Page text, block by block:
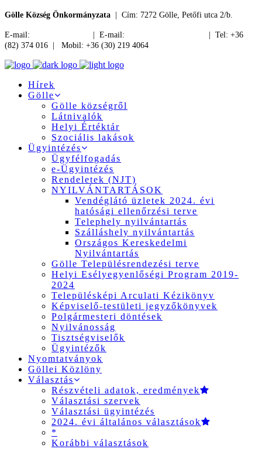
Gölle Község Önkormányzata | Cím: 7272 Gölle, Petőfi utca 2/b.
E-mail: | E-mail:
| Tel: +36
(82) 374 016 | Mobil: +36 (30) 219 4064
Hírek
Gölle
Gölle községről
Látnivalók
Helyi Értéktár
Szociális lakások
Ügyintézés
Ügyfélfogadás
e-Ügyintézés
Rendeletek (NJT)
NYILVÁNTARTÁSOK
Vendéglátó üzletek 2024. évi
hatósági ellenőrzési terve
Telephely nyilvántartás
Szálláshely nyilvántartás
Országos Kereskedelmi
Nyilvántartás
Gölle Településrendezési terve
Helyi Esélyegyenlőségi Program 2019-
2024
Településképi Arculati Kézikönyv
Képviselő-testületi jegyzőkönyvek
Polgármesteri döntések
Nyilvánosság
Tisztségviselők
Ügyintézők
Nyomtatványok
Göllei Közlöny
Választás
Részvételi adatok, eredmények
Választási szervek
Választási ügyintézés
2024. évi általános választások
*
Korábbi választások